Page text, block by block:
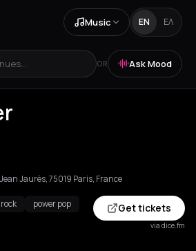
Music EN ΕΛ
OR Ask Mood
Jean Jaurès, 75019 Paris, France
power pop
Get tickets
via dice.fm